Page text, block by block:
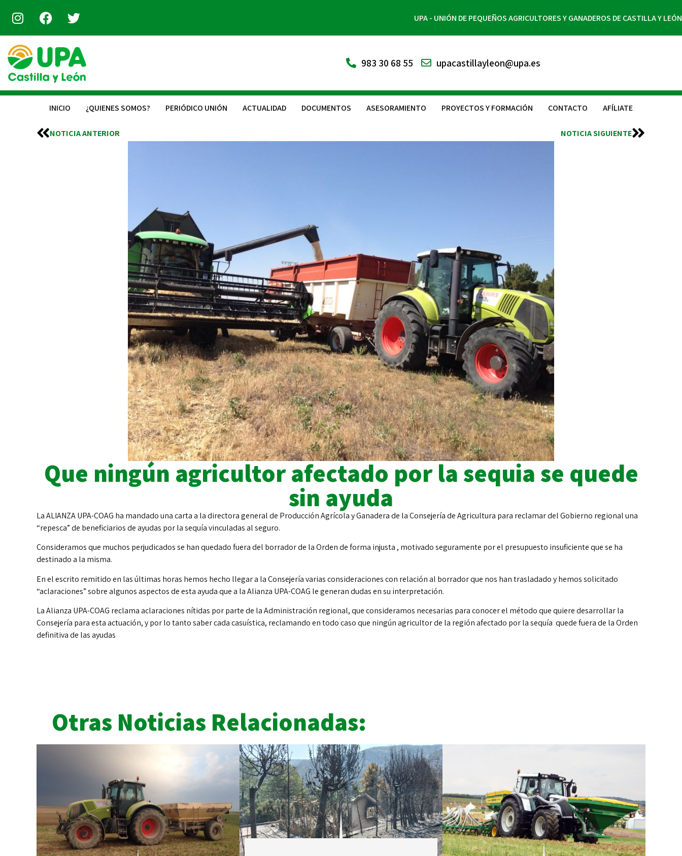
UPA - UNIÓN DE PEQUEÑOS AGRICULTORES Y GANADEROS DE CASTILLA Y LEÓN
983 30 68 55 upacastillayleon@upa.es
INICIO ¿QUIENES SOMOS? PERIÓDICO UNIÓN ACTUALIDAD DOCUMENTOS ASESORAMIENTO PROYECTOS Y FORMACIÓN CONTACTO AFÍLIATE
NOTICIA ANTERIOR NOTICIA SIGUIENTE
Que ningún agricultor afectado por la sequia se quede
sin ayuda
La ALIANZA UPA-COAG ha mandado una carta a la directora general de Producción Agrícola y Ganadera de la Consejería de Agricultura para reclamar del Gobierno regional una
“repesca” de beneficiarios de ayudas por la sequía vinculadas al seguro.
Consideramos que muchos perjudicados se han quedado fuera del borrador de la Orden de forma injusta , motivado seguramente por el presupuesto insuficiente que se ha
destinado a la misma.
En el escrito remitido en las últimas horas hemos hecho llegar a la Consejería varias consideraciones con relación al borrador que nos han trasladado y hemos solicitado
“aclaraciones” sobre algunos aspectos de esta ayuda que a la Alianza UPA-COAG le generan dudas en su interpretación.
La Alianza UPA-COAG reclama aclaraciones nítidas por parte de la Administración regional, que consideramos necesarias para conocer el método que quiere desarrollar la
Consejería para esta actuación, y por lo tanto saber cada casuística, reclamando en todo caso que ningún agricultor de la región afectado por la sequía quede fuera de la Orden
definitiva de las ayudas
Otras Noticias Relacionadas: